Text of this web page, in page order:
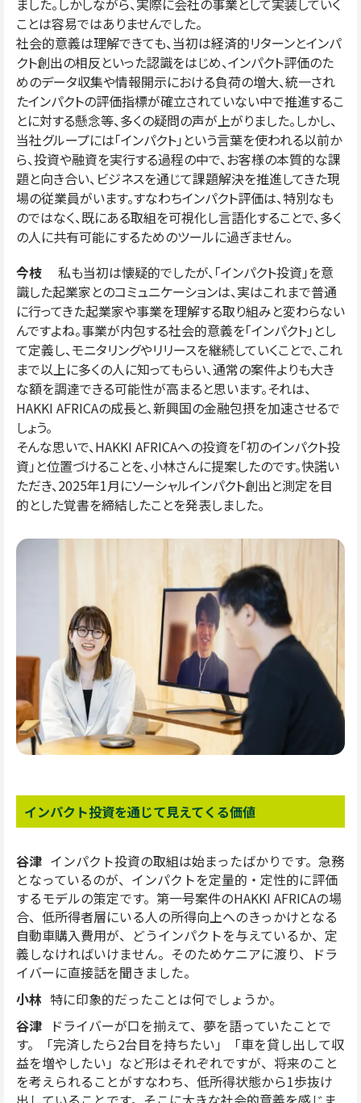
ました。しかしながら、実際に会社の事業として実装していく
ことは容易ではありませんでした。
社会的意義は理解できても、当初は経済的リターンとインパ
クト創出の相反といった認識をはじめ、インパクト評価のた
めのデータ収集や情報開示における負荷の増大、統一され
たインパクトの評価指標が確立されていない中で推進するこ
とに対する懸念等、多くの疑問の声が上がりました。しかし、
当社グループには「インパクト」という言葉を使われる以前か
ら、投資や融資を実行する過程の中で、お客様の本質的な課
題と向き合い、ビジネスを通じて課題解決を推進してきた現
場の従業員がいます。すなわちインパクト評価は、特別なも
のではなく、既にある取組を可視化し言語化することで、多く
の人に共有可能にするためのツールに過ぎません。
今枝
私も当初は懐疑的でしたが、「インパクト投資」を意
識した起業家とのコミュニケーションは、実はこれまで普通
に行ってきた起業家や事業を理解する取り組みと変わらない
んですよね。事業が内包する社会的意義を「インパクト」とし
て定義し、モニタリングやリリースを継続していくことで、これ
まで以上に多くの人に知ってもらい、通常の案件よりも大き
な額を調達できる可能性が高まると思います。それは、
HAKKI AFRICAの成長と、新興国の金融包摂を加速させるで
しょう。
そんな思いで、HAKKI AFRICAへの投資を「初のインパクト投
資」と位置づけることを、小林さんに提案したのです。快諾い
ただき、2025年1月にソーシャルインパクト創出と測定を目
的とした覚書を締結したことを発表しました。
インパクト投資を通じて見えてくる価値
谷津 インパクト投資の取組は始まったばかりです。急務
となっているのが、インパクトを定量的・定性的に評価
するモデルの策定です。第一号案件のHAKKI AFRICAの場
合、低所得者層にいる人の所得向上へのきっかけとなる
自動車購入費用が、どうインパクトを与えているか、定
義しなければいけません。そのためケニアに渡り、ドラ
イバーに直接話を聞きました。
小林 特に印象的だったことは何でしょうか。
谷津 ドライバーが口を揃えて、夢を語っていたことで
す。「完済したら2台目を持ちたい」「車を貸し出して収
益を増やしたい」など形はそれぞれですが、将来のこと
を考えられることがすなわち、低所得状態から1歩抜け